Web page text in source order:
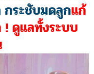
หมดเวลา !!